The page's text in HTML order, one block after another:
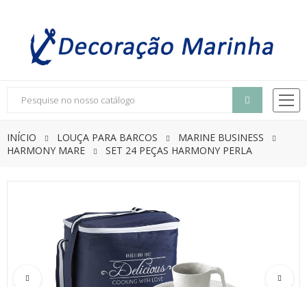
INÍCIO LOUÇA PARA BARCOS
MARINE BUSINESS
HARMONY MARE
SET 24 PEÇAS HARMONY PERLA